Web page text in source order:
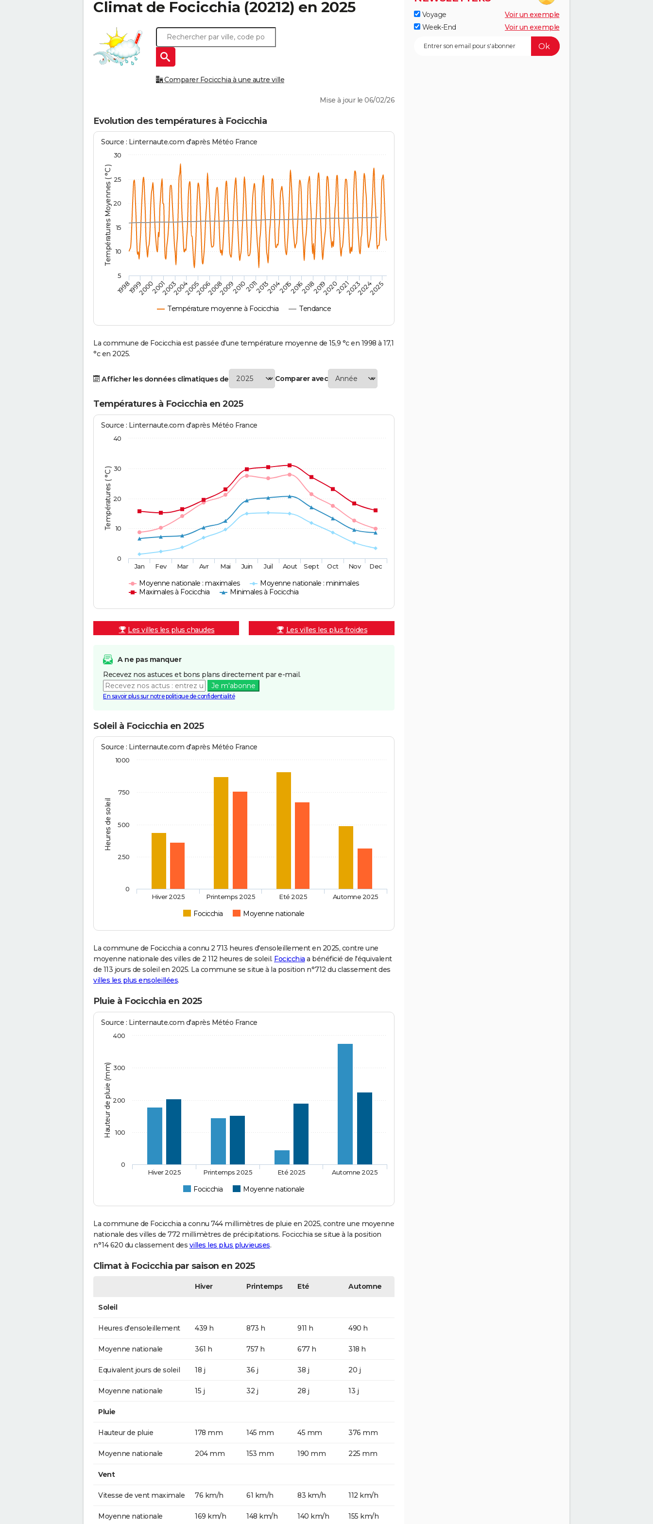
Climat de Focicchia (20212) en 2025
Comparer Focicchia à une autre ville
Mise à jour le 06/02/26
Evolution des températures à Focicchia
Températures Moyennes ( °C )
Source : Linternaute.com d'après Météo France
Température moyenne à Focicchia Tendance
1998 2014
199920002001200320042005200620082009201020112013 201520162018201920202021202320242025
5
10
15
20
25
30
La commune de Focicchia est passée d'une température moyenne de 15,9 °c en 1998 à 17,1
°c en 2025.
Afficher les données climatiques de Comparer avec
Températures à Focicchia en 2025
Températures ( °C )
Source : Linternaute.com d'après Météo France
Moyenne nationale : maximales
Moyenne nationale : minimales
Maximales à Focicchia
Minimales à Focicchia
Jan Fev Mar Avr Mai Juin Juil Aout Sept Oct Nov Dec
0
10
20
30
40
Les villes les plus chaudes Les villes les plus froides
A ne pas manquer
Recevez nos astuces et bons plans directement par e-mail.
Je m'abonne
En savoir plus sur notre politique de confidentialité
Soleil à Focicchia en 2025
Heures de soleil
Source : Linternaute.com d'après Météo France
Focicchia Moyenne nationale
Hiver 2025 Printemps 2025 Eté 2025 Automne 2025
0
250
500
750
1000
La commune de Focicchia a connu 2 713 heures d'ensoleillement en 2025, contre une
moyenne nationale des villes de 2 112 heures de soleil. Focicchia a bénéficié de l'équivalent
de 113 jours de soleil en 2025. La commune se situe à la position n°712 du classement des
villes les plus ensoleillées.
Pluie à Focicchia en 2025
Hauteur de pluie (mm)
Source : Linternaute.com d'après Météo France
Focicchia Moyenne nationale
Hiver 2025 Printemps 2025 Eté 2025 Automne 2025
0
100
200
300
400
La commune de Focicchia a connu 744 millimètres de pluie en 2025, contre une moyenne
nationale des villes de 772 millimètres de précipitations. Focicchia se situe à la position
n°14 620 du classement des villes les plus pluvieuses.
Climat à Focicchia par saison en 2025
Hiver Printemps Eté Automne
Soleil
Heures d'ensoleillement 439 h 873 h 911 h 490 h
Moyenne nationale 361 h 757 h 677 h 318 h
Equivalent jours de soleil 18 j 36 j 38 j 20 j
Moyenne nationale 15 j 32 j 28 j 13 j
Pluie
Hauteur de pluie 178 mm 145 mm 45 mm 376 mm
Moyenne nationale 204 mm 153 mm 190 mm 225 mm
Vent
Vitesse de vent maximale 76 km/h 61 km/h 83 km/h 112 km/h
Moyenne nationale 169 km/h 148 km/h 140 km/h 155 km/h
Voyage
Voir un exemple
Week-End
Voir un exemple